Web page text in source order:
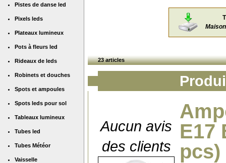
Pistes de danse led
Pixels leds
Plateaux lumineux
Pots à fleurs led
Rideaux de leds
Robinets et douches
Spots et ampoules
Spots leds pour sol
Tableaux lumineux
Tubes led
Tubes Météor
Vaisselle
23 articles
Aucun avis
des clients
E17
pcs)